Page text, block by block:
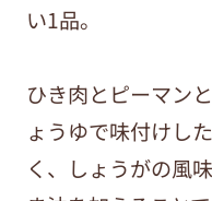
い1品。
ひき肉とピーマン
ょうゆで味付けし
く、しょうがの風